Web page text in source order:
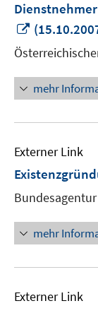
In
neuem
Fenster
öffnen
mehr
Externer Link
mehr
Externer Link